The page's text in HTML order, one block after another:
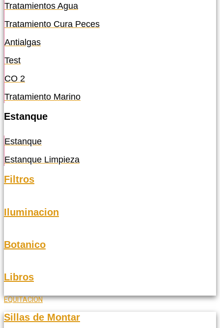
Tratamientos Agua
Tratamiento Cura Peces
Antialgas
Test
CO 2
Tratamiento Marino
Estanque
Estanque
Estanque Limpieza
Filtros
Iluminacion
Botanico
Libros
EQUITACION
Sillas de Montar